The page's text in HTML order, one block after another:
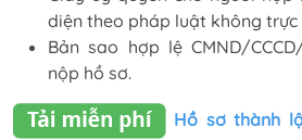
diện theo pháp luật không trực
Bản sao hợp lệ CMND/
nộp hồ sơ.
Hồ sơ thành